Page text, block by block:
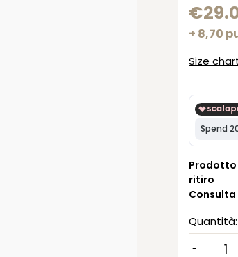
+ 8,70
Size
Prodotto
ritiro
Consulta
Quantità: